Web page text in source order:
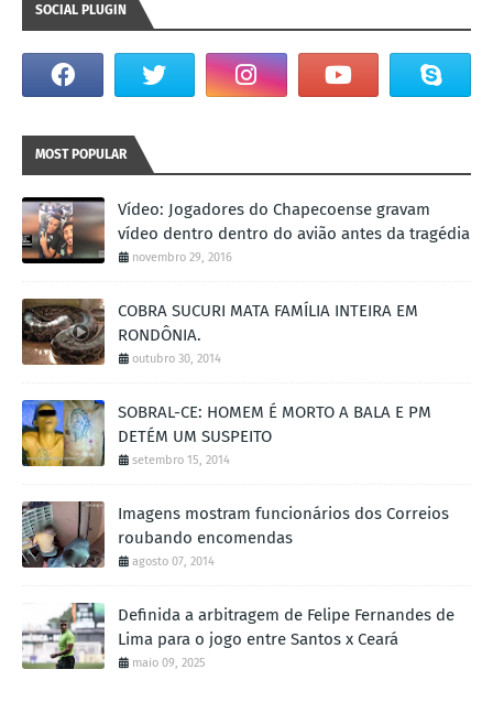
SOCIAL PLUGIN
MOST POPULAR
Vídeo: Jogadores do Chapecoense gravam
vídeo dentro dentro do avião antes da tragédia
novembro 29, 2016
COBRA SUCURI MATA FAMÍLIA INTEIRA EM
RONDÔNIA.
outubro 30, 2014
SOBRAL-CE: HOMEM É MORTO A BALA E PM
DETÉM UM SUSPEITO
setembro 15, 2014
Imagens mostram funcionários dos Correios
roubando encomendas
agosto 07, 2014
Definida a arbitragem de Felipe Fernandes de
Lima para o jogo entre Santos x Ceará
maio 09, 2025